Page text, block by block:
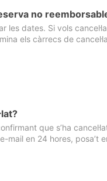
no
les dates. Si vols
els càrrecs de
que s’ha
en 24 hores, posa’t